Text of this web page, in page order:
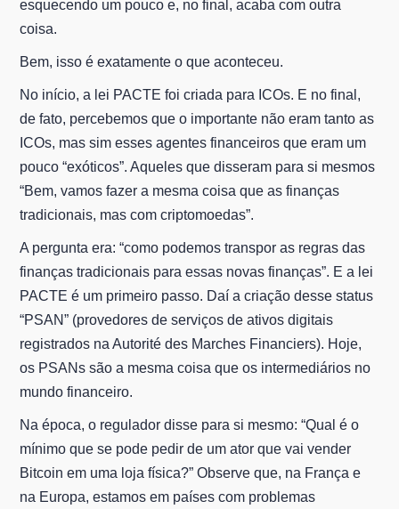
esquecendo um pouco e, no final, acaba com outra
coisa.
Bem, isso é exatamente o que aconteceu.
No início, a lei PACTE foi criada para ICOs. E no final,
de fato, percebemos que o importante não eram tanto as
ICOs, mas sim esses agentes financeiros que eram um
pouco “exóticos”. Aqueles que disseram para si mesmos
“Bem, vamos fazer a mesma coisa que as finanças
tradicionais, mas com criptomoedas”.
A pergunta era: “como podemos transpor as regras das
finanças tradicionais para essas novas finanças”. E a lei
PACTE é um primeiro passo. Daí a criação desse status
“PSAN” (provedores de serviços de ativos digitais
registrados na Autorité des Marches Financiers). Hoje,
os PSANs são a mesma coisa que os intermediários no
mundo financeiro.
Na época, o regulador disse para si mesmo: “Qual é o
mínimo que se pode pedir de um ator que vai vender
Bitcoin em uma loja física?” Observe que, na França e
na Europa, estamos em países com problemas